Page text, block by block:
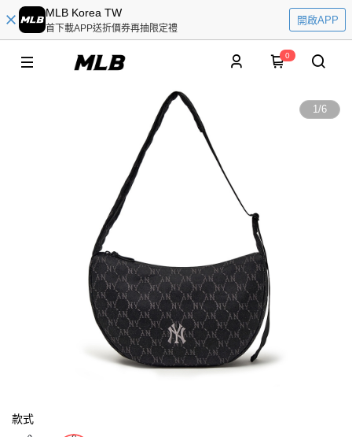
MLB Korea TW
首下載APP送折價券再抽限定禮
開啟APP
0
1/6
款式